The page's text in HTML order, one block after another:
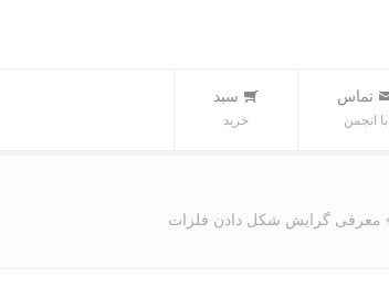
تماس
با انجمن
سبد‌
خرید
معرفی گرایش شکل دادن فلزات